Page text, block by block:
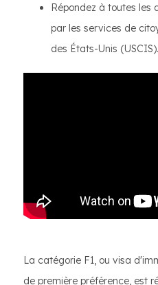
Répondez à toutes les
par les services de
des États-Unis (USCIS).
La catégorie F1, ou visa
de première préférence, est